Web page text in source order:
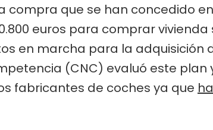
que se han concedido
euros para comprar
en marcha para la adquisición
(CNC) evaluó este plan
fabricantes de coches ya que